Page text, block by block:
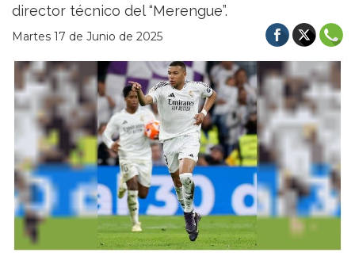
director técnico del “Merengue”.
Martes 17 de Junio de 2025